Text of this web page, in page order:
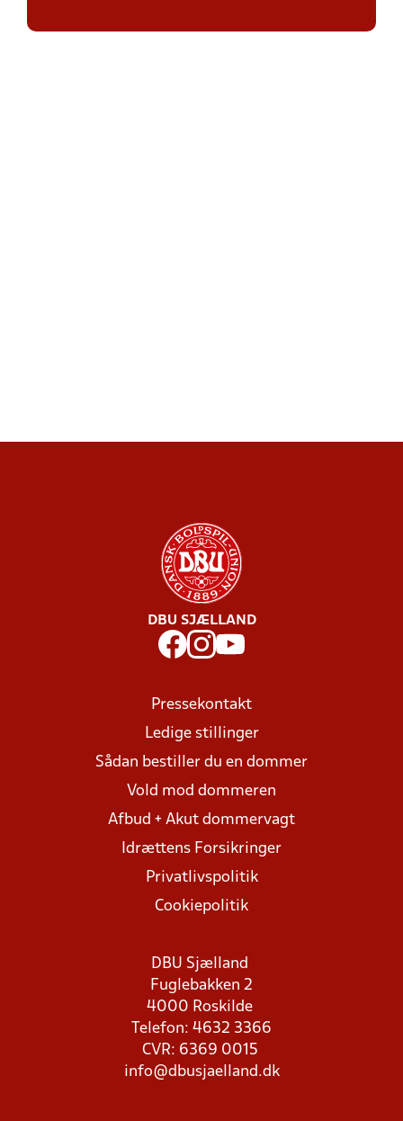
DBU SJÆLLAND
Pressekontakt
Ledige stillinger
Sådan bestiller du en dommer
Vold mod dommeren
Afbud + Akut dommervagt
Idrættens Forsikringer
Privatlivspolitik
Cookiepolitik
DBU Sjælland
Fuglebakken 2
4000 Roskilde
Telefon: 4632 3366
CVR: 6369 0015
info@dbusjaelland.dk